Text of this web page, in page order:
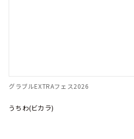
グラブルEXTRAフェス2026
うちわ(ビカラ)